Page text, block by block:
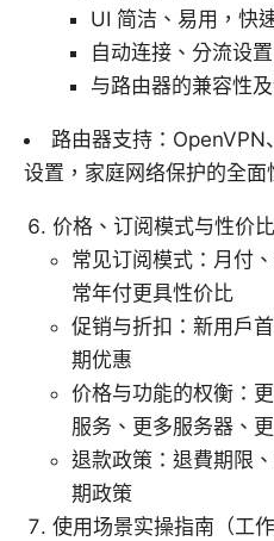
UI 简洁、易用，快
自动连接、分流设
与路由器的兼容性
路由器支持：
设置，家庭网络保护的全面
价格、订阅模式与性价
常见订阅模式：月付
常年付更具性价比
促销与折扣：新用户
期优惠
价格与功能的权衡：
服务、更多服务器、
退款政策：退費期限
期政策
使用场景实操指南（工